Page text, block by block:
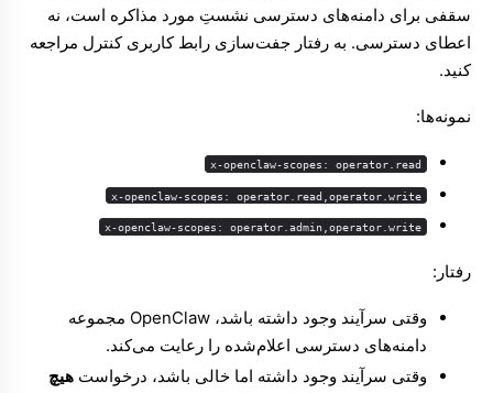
سقفی برای دامنه‌های دسترسی نشستِ مورد مذاکره است، نه
اعطای دسترسی. به رفتار جفت‌سازی رابط کاربری کنترل مراجعه
کنید.
نمونه‌ها:
x-openclaw-scopes: operator.read
x-openclaw-scopes: operator.read,operator.write
x-openclaw-scopes: operator.admin,operator.write
رفتار:
وقتی سرآیند وجود داشته باشد، OpenClaw مجموعه
دامنه‌های دسترسی اعلام‌شده را رعایت می‌کند.
وقتی سرآیند وجود داشته اما خالی باشد، درخواست هیچ